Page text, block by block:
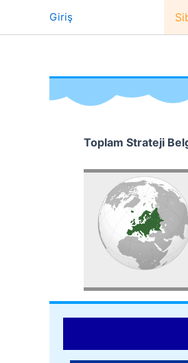
Giriş
Toplam Strateji